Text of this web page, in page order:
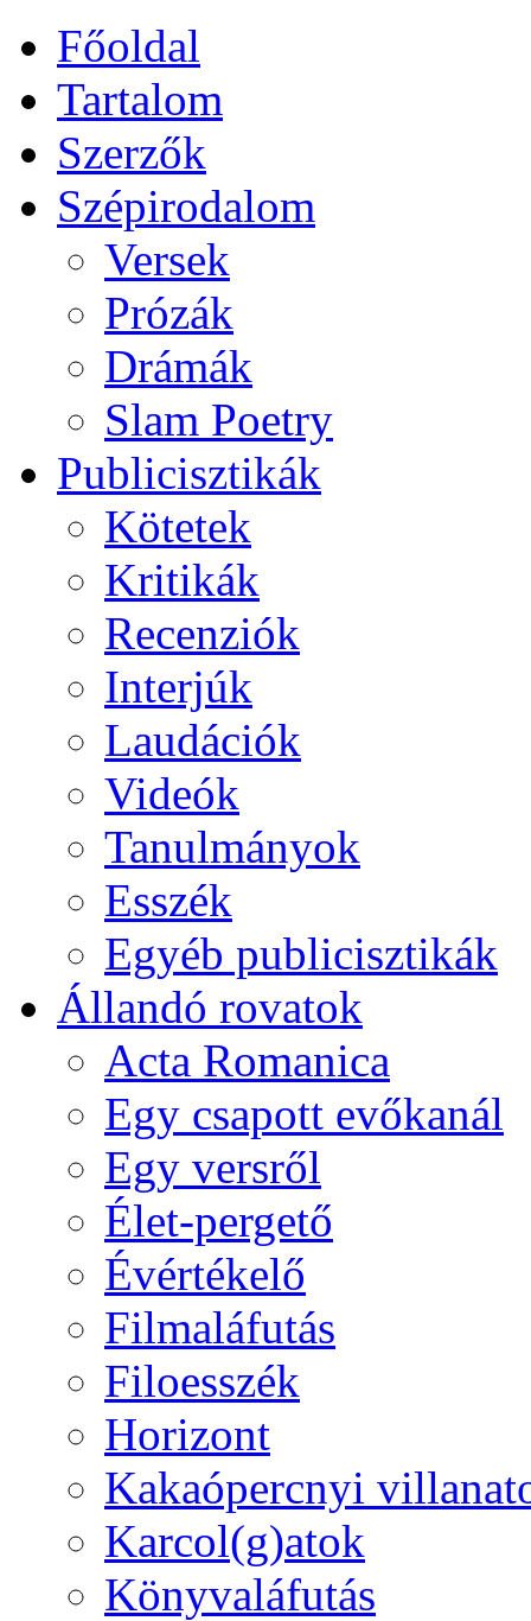
Főoldal
Tartalom
Szerzők
Szépirodalom
Versek
Prózák
Drámák
Slam Poetry
Publicisztikák
Kötetek
Kritikák
Recenziók
Interjúk
Laudációk
Videók
Tanulmányok
Esszék
Egyéb publicisztikák
Állandó rovatok
Acta Romanica
Egy csapott evőkanál
Egy versről
Élet-pergető
Évértékelő
Filmaláfutás
Filoesszék
Horizont
Kakaópercnyi
Karcol(g)atok
Könyvaláfutás